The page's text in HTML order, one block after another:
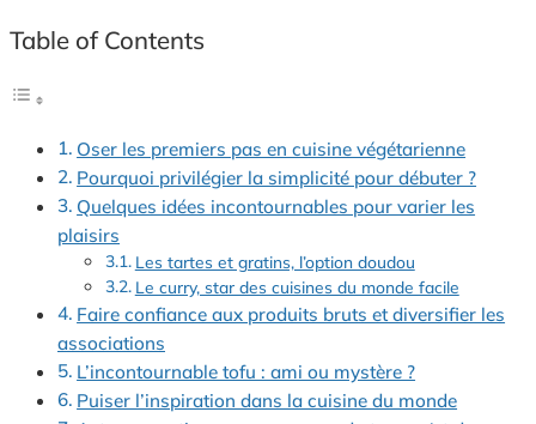
Table of Contents
Oser les premiers pas en cuisine végétarienne
Pourquoi privilégier la simplicité pour débuter ?
Quelques idées incontournables pour varier les
plaisirs
Les tartes et gratins, l’option doudou
Le curry, star des cuisines du monde facile
Faire confiance aux produits bruts et diversifier les
associations
L’incontournable tofu : ami ou mystère ?
Puiser l’inspiration dans la cuisine du monde